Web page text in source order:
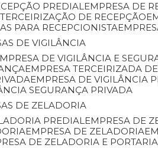
PREDIAL EMPRESA DE
TERCEIRIZAÇÃO DE RECEPÇÃO
PARA RECEPCIONISTA
DE VIGILÂNCIA
EMPRESA DE VIGILÂNCIA E
EMPRESA TERCEIRIZADA
EMPRESA DE VIGILÂNCIA
SEGURANÇA PRIVADA
DE ZELADORIA
PREDIAL EMPRESA DE
EMPRESA DE ZELADORIA
DE ZELADORIA E PORTARIA